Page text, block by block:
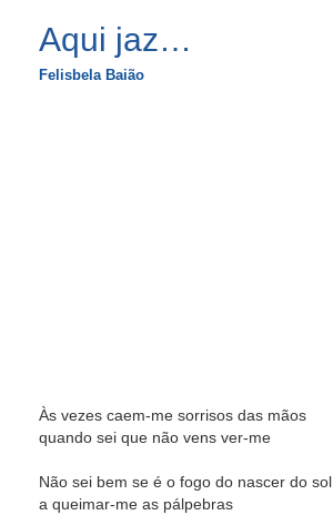
Aqui jaz…
Felisbela Baião
Às vezes caem-me sorrisos das mãos
quando sei que não vens ver-me
Não sei bem se é o fogo do nascer do sol
a queimar-me as pálpebras